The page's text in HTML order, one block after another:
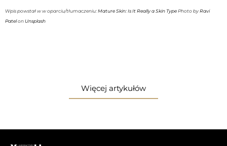
Wpis powstał w w oparciu/tłumaczeniu:Mature Skin: Is It Really a Skin TypePhoto byRavi
Patelon Unsplash
Więcej artykułów